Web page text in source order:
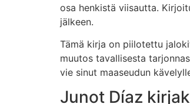
osa henkistä viisautta.
jälkeen.
Tämä kirja on piilotettu
muutos tavallisesta
vie sinut maaseudun
Junot Díaz